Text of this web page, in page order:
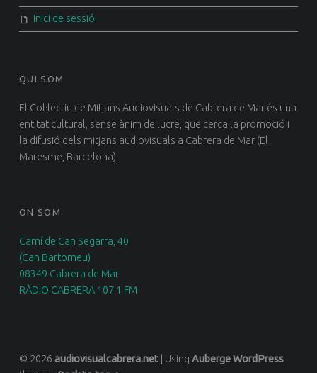
Inici de sessió
QUI SOM
El Col·lectiu de Mitjans Audiovisuals de Cabrera de Mar és una
entitat cultural, sense ànim de lucre, que cerca la promoció i
la difusió dels mitjans audiovisuals a Cabrera de Mar (El
Maresme, Barcelona).
ON SOM
Camí de Can Segarra, 40
(Can Bartomeu)
08349 Cabrera de Mar
RÀDIO CABRERA 107.1 FM
© 2026 audiovisualcabrera.net Using AubergeWordPress